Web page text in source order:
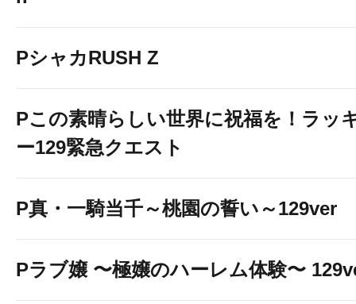
PシャカRUSH Z
Pこの素晴らしい世界に祝福を！ラッ
ー129緊急クエスト
P真・一騎当千～桃園の誓い～129ver
Pラブ嬢 〜極嬢のハーレム体験〜